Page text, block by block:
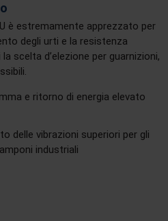
è estremamente apprezzato per
degli urti e la resistenza
scelta d’elezione per guarnizioni,
e ritorno di energia elevato
delle vibrazioni superiori per gli
industriali